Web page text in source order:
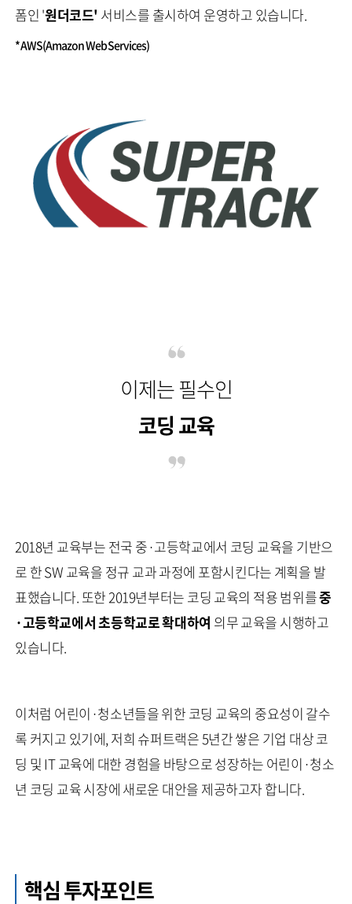
폼인 '원더코드' 서비스를 출시하여 운영하고 있습니다.
* AWS(Amazon Web Services)
이제는 필수인
코딩 교육
2018년 교육부는 전국 중·고등학교에서 코딩 교육을 기반으
로 한 SW 교육을 정규 교과 과정에 포함시킨다는 계획을 발
표했습니다. 또한 2019년부터는 코딩 교육의 적용 범위를중
·고등학교에서 초등학교로 확대하여 의무 교육을 시행하고
있습니다.
이처럼 어린이·청소년들을 위한 코딩 교육의 중요성이 갈수
록 커지고 있기에, 저희 슈퍼트랙은 5년간 쌓은 기업 대상 코
딩 및 IT 교육에 대한 경험을 바탕으로 성장하는 어린이·청소
년 코딩 교육 시장에 새로운 대안을 제공하고자 합니다.
핵심 투자포인트